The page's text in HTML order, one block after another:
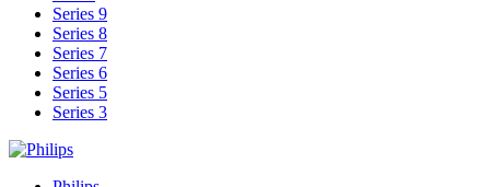
Series 9
Series 8
Series 7
Series 6
Series 5
Series 3